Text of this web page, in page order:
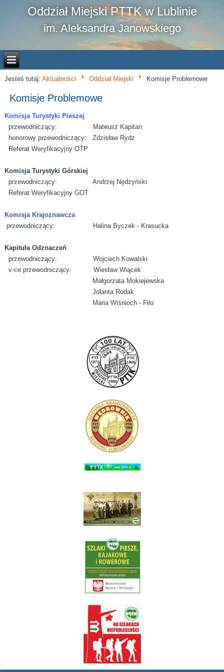
Oddział Miejski PTTK w Lublinie
im. Aleksandra Janowskiego
Jesteś tutaj:Aktualności Oddział Miejski Komisje Problemowe
Komisje Problemowe
Komisja Turystyki Pieszej
przewodniczący: Mateusz Kapitan
honorowy przewodniczący: Zdzisław Rydz
Referat Weryfikacyjny OTP
Komisja Turystyki Górskiej
przewodniczący: Andrzej Nędzyński
Referat Weryfikacyjny GOT
Komisja Krajoznawcza
przewodniczący: Halina Byczek - Krasucka
Kapituła Odznaczeń
przewodniczący: Wojciech Kowalski
v-ce przewodniczący: Wiesław Wiącek
Małgorzata Mokiejewska
Jolanta Rodak
Maria Wiśnioch - Filo